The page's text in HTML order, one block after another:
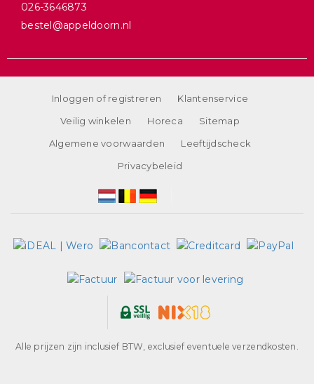
026-3646873
bestel@appeldoorn.nl
Inloggen of registreren
Klantenservice
Veilig winkelen
Horeca
Sitemap
Algemene voorwaarden
Leeftijdscheck
Privacybeleid
Alle prijzen zijn inclusief BTW, exclusief eventuele verzendkosten.